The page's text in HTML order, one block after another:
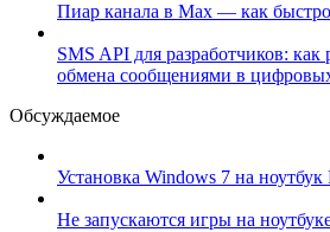
Пиар канала в Max — как
SMS API для разработчиков: как
обмена сообщениями в
Обсуждаемое
Установка Windows 7 на ноутбук
Не запускаются игры на